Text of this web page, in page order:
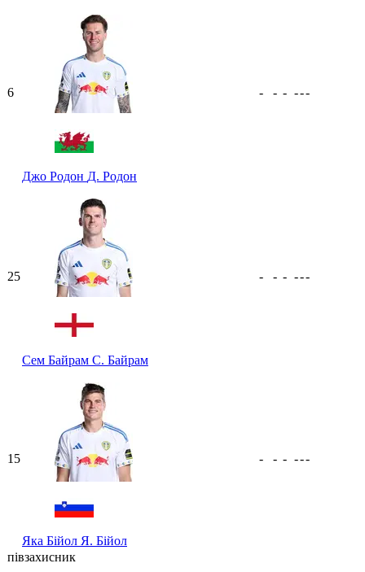
6
Джо Родон Д. Родон
- - - ---
25
Сем Байрам С. Байрам
- - - ---
15
Яка Бійол Я. Бійол
- - - ---
півзахисник